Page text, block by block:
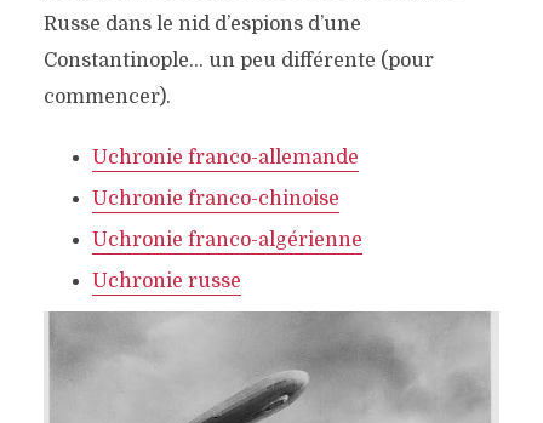
Russe dans le nid d’espions d’une
Constantinople… un peu différente (pour
commencer).
Uchronie franco-allemande
Uchronie franco-chinoise
Uchronie franco-algérienne
Uchronie russe